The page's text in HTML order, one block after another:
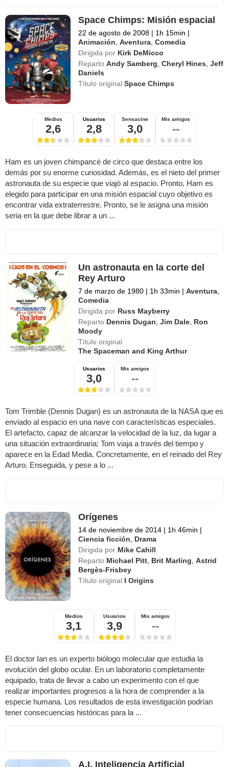
Space Chimps: Misión espacial
22 de agosto de 2008 | 1h 15min |
Animación ,Aventura ,Comedia
Dirigida por Kirk DeMicco
Reparto Andy Samberg ,Cheryl Hines ,Jeff
Daniels
Título originalSpace Chimps
Medios
2,6
Usuarios
2,8
Sensacine
3,0
Mis amigos
--
Ham es un joven chimpancé de circo que destaca entre los
demás por su enorme curiosidad. Además, es el nieto del primer
astronauta de su especie que viajó al espacio. Pronto, Ham es
elegido para participar en una misión espacial cuyo objetivo es
encontrar vida extraterrestre. Pronto, se le asigna una misión
seria en la que debe librar a un ...
Un astronauta en la corte del
Rey Arturo
7 de marzo de 1980 | 1h 33min | Aventura
Comedia
Dirigida por Russ Mayberry
Reparto Dennis Dugan ,Jim Dale Ron
Moody
Título original
The Spaceman and King Arthur
Usuarios
3,0
Mis amigos
--
Tom Trimble (Dennis Dugan) es un astronauta de la NASA que es
enviado al espacio en una nave con características especiales.
El artefacto, capaz de alcanzar la velocidad de la luz, da lugar a
una situación extraordinaria: Tom viaja a través del tiempo y
aparece en la Edad Media. Concretamente, en el reinado del Rey
Arturo. Enseguida, y pese a lo ...
Orígenes
14 de noviembre de 2014 | 1h 46min |
Ciencia ficción
Drama
Dirigida por Mike Cahill
Reparto Michael Pitt Brit Marling ,Astrid
Bergès-Frisbey
Título original I Origins
Medios
3,1
Usuarios
3,9
Mis amigos
--
El doctor Ian es un experto biólogo molecular que estudia la
evolución del globo ocular. En un laboratorio completamente
equipado, trata de llevar a cabo un experimento con el que
realizar importantes progresos a la hora de comprender a la
especie humana. Los resultados de esta investigación podrían
tener consecuencias históricas para la ...
A.I. Inteligencia Artificial